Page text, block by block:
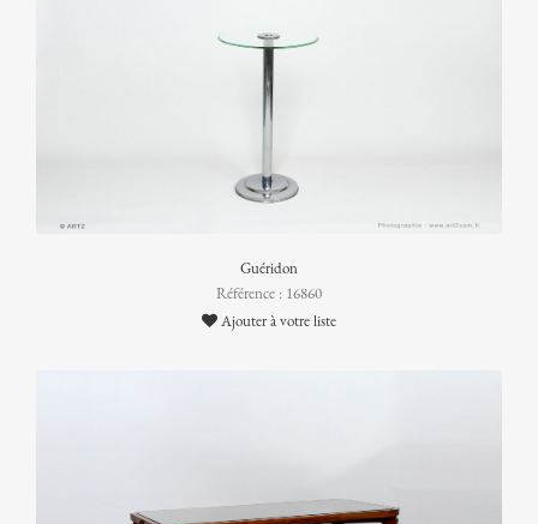
Guéridon
Référence : 16860
Ajouter à votre liste